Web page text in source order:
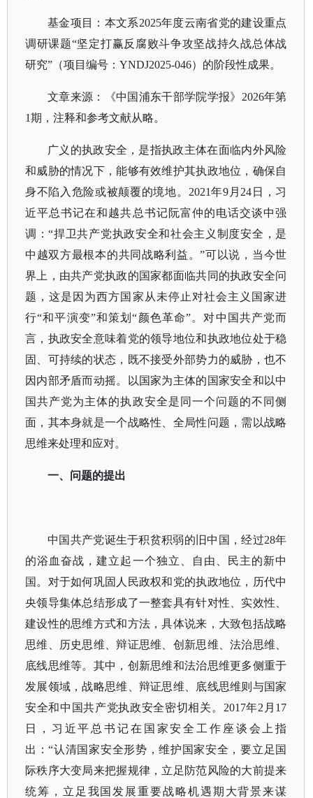
基金项目 ： 本文系2025年度云南省党的建设重点
调研课题“坚定打赢反腐败斗争攻坚战持久战总体战
研究”（项目编号：YNDJ2025-046）的阶段性成果。
文章来源 ： 《中国浦东干部学院学报》 2026年第
1期，注释和参考文献从略。
广义的执政安全，是指执政主体在面临内外风险
和威胁的情况下，能够有效维护其执政地位，确保自
身不陷入危险或被颠覆的境地。 2021年9月24日，习
近平总书记在和越共总书记阮富仲的电话交谈中强
调：“捍卫共产党执政安全和社会主义制度安全，是
中越双方最根本的共同战略利益。”可以说，当今世
界上，由共产党执政的国家都面临共同的执政安全问
题，这是因为西方国家从未停止对社会主义国家进
行“和平演变”和策划“颜色革命”。对中国共产党而
言，执政安全意味着党的领导地位和执政地位处于稳
固、可持续的状态，既不接受外部势力的威胁，也不
因内部矛盾而动摇。以国家为主体的国家安全和以中
国共产党为主体的执政安全是同一个问题的不同侧
面，其本身就是一个战略性、全局性问题，需以战略
思维来处理和应对。
一、 问题的提出
中国共产党诞生于积贫积弱的旧中国，经过28年
的浴血奋战，建立起一个独立、自由、民主的新中
国。对于如何巩固人民政权和党的执政地位，历代中
央领导集体总结形成了一整套具有针对性、实效性、
建设性的思维方式和方法，具体说来，大致包括战略
思维、历史思维、辩证思维、创新思维、法治思维、
底线思维等。其中，创新思维和法治思维更多侧重于
发展领域，战略思维、辩证思维、底线思维则与国家
安全和中国共产党执政安全密切相关。2017年2月17
日，习近平总书记在国家安全工作座谈会上指
出：“认清国家安全形势，维护国家安全，要立足国
际秩序大变局来把握规律，立足防范风险的大前提来
统筹，立足我国发展重要战略机遇期大背景来谋